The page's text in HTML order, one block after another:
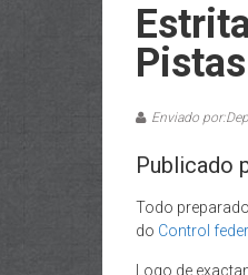
Pistas
Enviado
Publicado
Todo
do Control
Logo de